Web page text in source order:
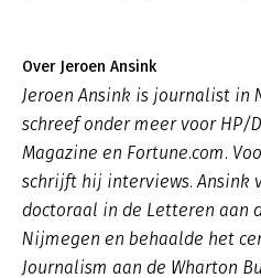
Over Jeroen Ansink
Jeroen Ansink is journalist in
schreef onder meer voor HP/
Magazine en Fortune.com.
schrijft hij interviews. Ansink
doctoraal in de Letteren aan
Nijmegen en behaalde het
Journalism aan de Wharton